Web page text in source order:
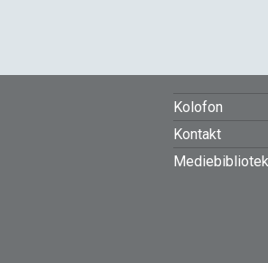
MENU
Kolofon
Kontakt
Mediebibliotek